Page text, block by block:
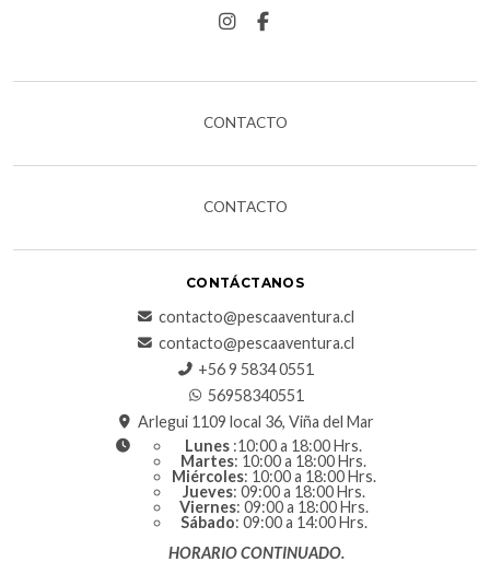
CONTACTO
CONTACTO
CONTÁCTANOS
contacto@pescaaventura.cl
contacto@pescaaventura.cl
+56 9 5834 0551
56958340551
Arlegui 1109 local 36, Viña del Mar
Lunes :10:00 a 18:00 Hrs.
Martes: 10:00 a 18:00 Hrs.
Miércoles: 10:00 a 18:00 Hrs.
Jueves: 09:00 a 18:00 Hrs.
Viernes: 09:00 a 18:00 Hrs.
Sábado: 09:00 a 14:00 Hrs.
HORARIO CONTINUADO.